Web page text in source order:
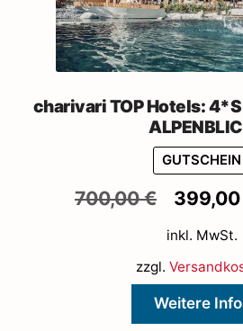
charivari TOP Hotels: 4*S
GUTSCHEIN
700,00€
war:
700,00 €
399,00
inkl. MwSt.
zzgl.
Weitere